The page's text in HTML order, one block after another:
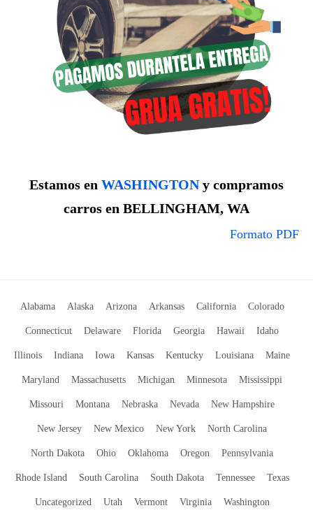
Estamos en WASHINGTONy compramos
carros en BELLINGHAM, WA
Formato PDF
Alabama Alaska Arizona Arkansas California Colorado
Connecticut Delaware Florida Georgia Hawaii Idaho
Illinois Indiana Iowa Kansas Kentucky Louisiana Maine
Maryland Massachusetts Michigan Minnesota Mississippi
Missouri Montana Nebraska Nevada New Hampshire
New Jersey New Mexico New York North Carolina
North Dakota Ohio Oklahoma Oregon Pennsylvania
Rhode Island South Carolina South Dakota Tennessee Texas
Uncategorized Utah Vermont Virginia Washington